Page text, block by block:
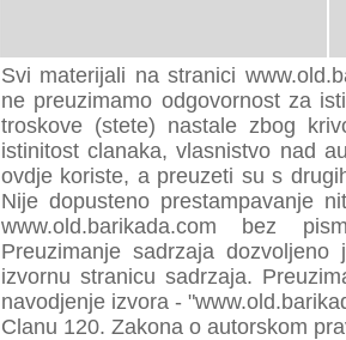
Svi materijali na stranici
preuzimamo odgovornost za
troskove (stete) nastale zbog
istinitost clanaka, vlasnistvo nad
ovdje koriste, a preuzeti su s
Nije dopusteno prestampavanje
www.old.barikada.com bez
Preuzimanje sadrzaja
izvornu stranicu sadrzaja.
navodjenje izvora -
Clanu 120. Zakona o autorskom